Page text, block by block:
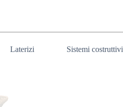
Laterizi Sistemi costruttivi